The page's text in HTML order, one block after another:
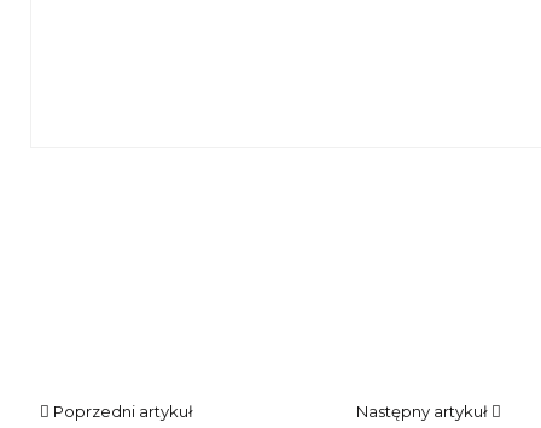
Poprzedni artykuł Następny artykuł